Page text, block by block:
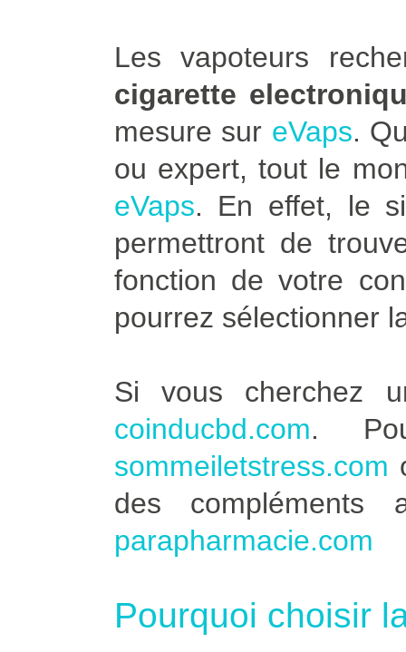
Les vapoteurs
cigarette
mesure sur eVaps.
ou expert, tout le
eVaps. En effet, le
permettront de
fonction de votre
pourrez sélectionner
Si vous cherchez
coinducbd.com.
sommeiletstress.com
des compléments
parapharmacie.com
Pourquoi choisir